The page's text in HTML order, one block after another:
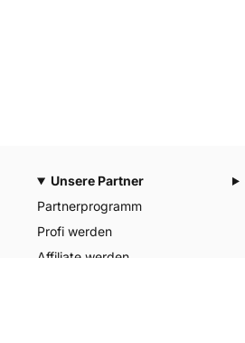
Unsere Partner
Partnerprogramm
Profi werden
Affiliate werden